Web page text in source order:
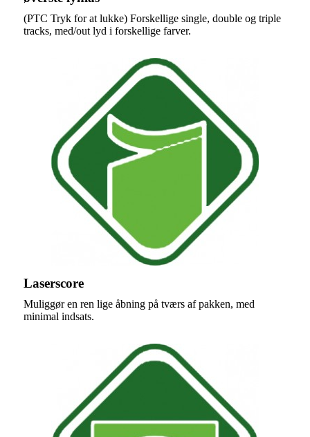
(PTC Tryk for at lukke) Forskellige single, double og triple
tracks, med/out lyd i forskellige farver.
Laserscore
Muliggør en ren lige åbning på tværs af pakken, med
minimal indsats.